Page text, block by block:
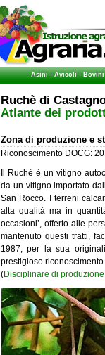
Asini-Avicoli-Bovini
Ruchè di
Atlante dei
Zona di produzione e
Riconoscimento DOCG:
Il Ruchè è un vitigno
da un vitigno importato
San Rocco. I terreni
alta qualità ma in
occasioni’, offerto alle
mantenuto questi tratti,
1987, per la sua
prestigioso
(Disciplinare di produzione